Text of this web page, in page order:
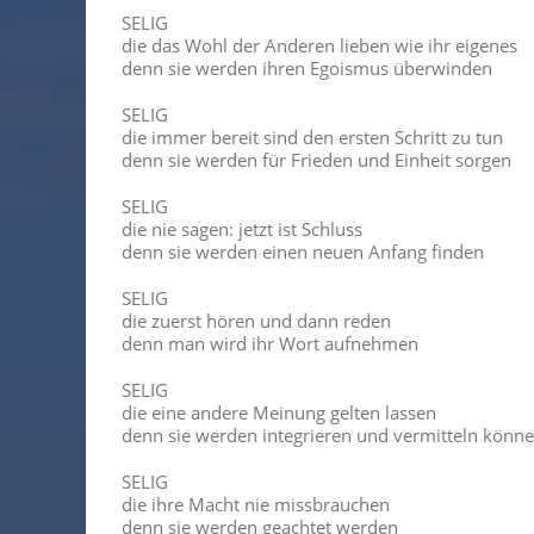
SELIG
die das Wohl der Anderen lieben wie ihr eigenes
denn sie werden ihren Egoismus überwinden
SELIG
die immer bereit sind den ersten Schritt zu tun
denn sie werden für Frieden und Einheit sorgen
SELIG
die nie sagen: jetzt ist Schluss
denn sie werden einen neuen Anfang finden
SELIG
die zuerst hören und dann reden
denn man wird ihr Wort aufnehmen
SELIG
die eine andere Meinung gelten lassen
denn sie werden integrieren und vermitteln
SELIG
die ihre Macht nie missbrauchen
denn sie werden geachtet werden